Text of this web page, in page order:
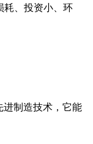
耗、投资小、环
制造技术，它能